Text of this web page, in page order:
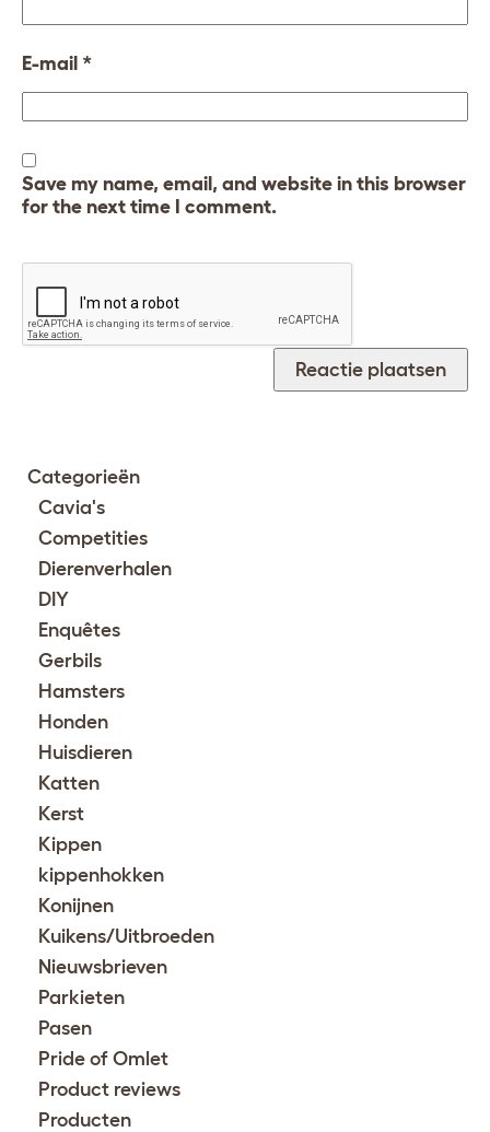
E-mail *
Save my name, email, and website in this browser
for the next time I comment.
Categorieën
Cavia's
Competities
Dierenverhalen
DIY
Enquêtes
Gerbils
Hamsters
Honden
Huisdieren
Katten
Kerst
Kippen
kippenhokken
Konijnen
Kuikens/Uitbroeden
Nieuwsbrieven
Parkieten
Pasen
Pride of Omlet
Product reviews
Producten